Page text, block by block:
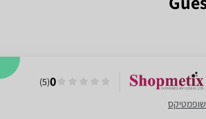
0
(
5
)
שופמטיקס